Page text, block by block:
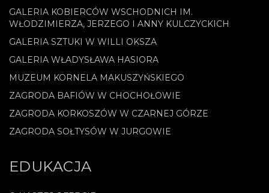
GALERIA KOBIERCÓW WSCHODNICH IM.
WŁODZIMIERZA, JERZEGO I ANNY KULCZYCKICH
GALERIA SZTUKI W WILLI OKSZA
GALERIA WŁADYSŁAWA HASIORA
MUZEUM KORNELA MAKUSZYŃSKIEGO
ZAGRODA BAFIÓW W CHOCHOŁOWIE
ZAGRODA KORKOSZÓW W CZARNEJ GÓRZE
ZAGRODA SOŁTYSÓW W JURGOWIE
EDUKACJA